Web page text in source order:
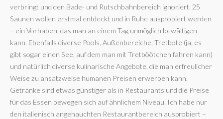
verbringt und den Bade- und Rutschbahnbereich ignoriert. 25
Saunen wollen erstmal entdeckt und in Ruhe ausprobiert werden
– ein Vorhaben, das man an einem Tag unmöglich bewältigen
kann. Ebenfalls diverse Pools, Außenbereiche, Tretbote (ja, es
gibt sogar einen See, auf dem man mit Tretböötchen fahren kann)
und natürlich diverse kulinarische Angebote, die man erfreulicher
Weise zu ansatzweise humanen Preisen erwerben kann.
Getränke sind etwas günstiger als in Restaurants und die Preise
für das Essen bewegen sich auf ähnlichem Niveau. Ich habe nur
den italienisch angehauchten Restaurantbereich ausprobiert –